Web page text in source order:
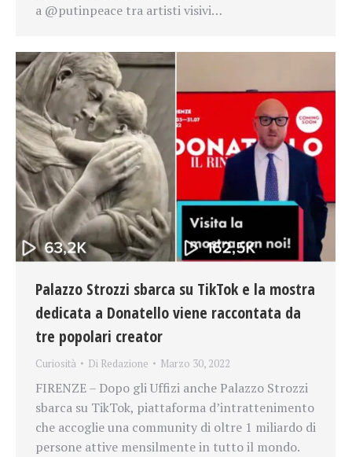
a @putinpeace tra artisti visivi…
Palazzo Strozzi sbarca su TikTok e la mostra
dedicata a Donatello viene raccontata da
tre popolari creator
Curiosità Di Redazione Marzo 30, 2022
FIRENZE – Dopo gli Uffizi anche Palazzo Strozzi
sbarca su TikTok, piattaforma d’intrattenimento
che accoglie una community di oltre 1 miliardo di
persone attive mensilmente in tutto il mondo.